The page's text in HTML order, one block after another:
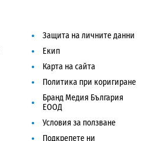
Защита на личните данни
Екип
Карта на сайта
Политика при коригиране
Бранд Медия България
ЕООД
Условия за ползване
Подкрепете ни